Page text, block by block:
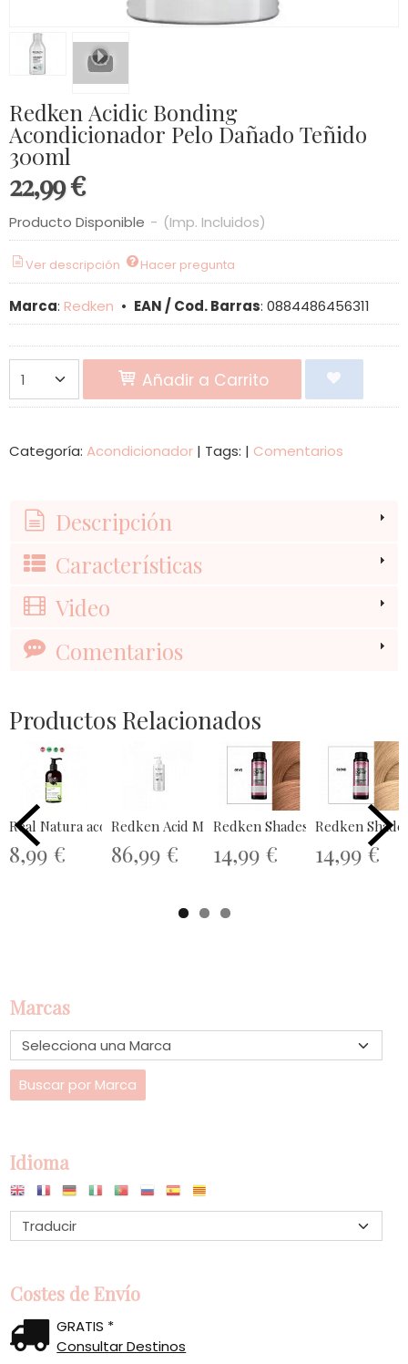
Marcas
Idioma
Costes de Envío
GRATIS *
Consultar Destinos
Redken Acidic Bonding
Acondicionador Pelo Dañado Teñido
300ml
22,99 €
Producto Disponible - (Imp. Incluidos)
Ver descripción Hacer pregunta
Marca: Redken • EAN / Cod. Barras: 0884486456311
Añadir a Carrito
Categoría: Acondicionador | Tags: | Comentarios
Descripción
Características
Video
Comentarios
Productos Relacionados
Real Natura acondicionador...
8,99 €
Redken Acid Moisture Concentrate 10%...
86,99 €
Redken Shades EQ Gloss
14,99 €
Redken
14,99 €